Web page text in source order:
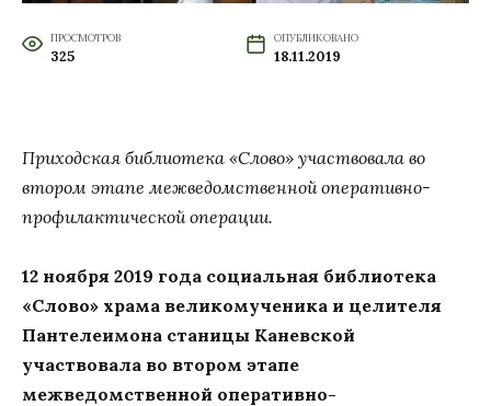
ПРОСМОТРОВ
325
ОПУБЛИКОВАНО
18.11.2019
Приходская библиотека «Слово» участвовала во
втором этапе межведомственной оперативно-
профилактической операции.
12 ноября 2019 года социальная библиотека
«Слово» храма великомученика и целителя
Пантелеимона станицы Каневской
участвовала во втором этапе
межведомственной оперативно-